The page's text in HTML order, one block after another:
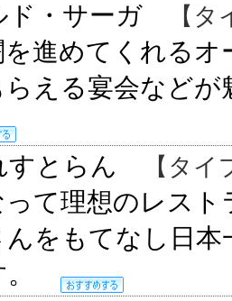
ド・サーガ
【
を進めてくれる
える宴会など
すとらん
【タ
て理想のレス
をもてなし日
。